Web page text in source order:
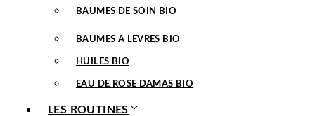
BAUMES DE SOIN BIO
BAUMES A LEVRES BIO
HUILES BIO
EAU DE ROSE DAMAS BIO
LES ROUTINES